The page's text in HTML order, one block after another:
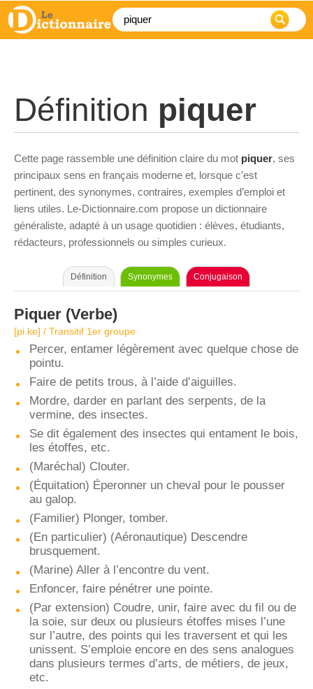
Définition piquer
Cette page rassemble une définition claire du mot piquer, ses
principaux sens en français moderne et, lorsque c’est
pertinent, des synonymes, contraires, exemples d’emploi et
liens utiles. Le-Dictionnaire.com propose un dictionnaire
généraliste, adapté à un usage quotidien : élèves, étudiants,
rédacteurs, professionnels ou simples curieux.
Définition Synonymes Conjugaison
Piquer (Verbe)
[pi.ke] / Transitif 1er groupe
Percer, entamer légèrement avec quelque chose de
pointu.
Faire de petits trous, à l’aide d’aiguilles.
Mordre, darder en parlant des serpents, de la
vermine, des insectes.
Se dit également des insectes qui entament le bois,
les étoffes, etc.
(Maréchal) Clouter.
(Équitation) Éperonner un cheval pour le pousser
au galop.
(Familier) Plonger, tomber.
(En particulier) (Aéronautique) Descendre
brusquement.
(Marine) Aller à l’encontre du vent.
Enfoncer, faire pénétrer une pointe.
(Par extension) Coudre, unir, faire avec du fil ou de
la soie, sur deux ou plusieurs étoffes mises l’une
sur l’autre, des points qui les traversent et qui les
unissent. S’emploie encore en des sens analogues
dans plusieurs termes d’arts, de métiers, de jeux,
etc.